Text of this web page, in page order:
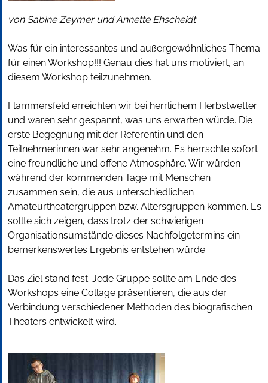
von Sabine Zeymer und Annette Ehscheidt
Was für ein interessantes und außergewöhnliches Thema
für einen Workshop!!! Genau dies hat uns motiviert, an
diesem Workshop teilzunehmen.
Flammersfeld erreichten wir bei herrlichem Herbstwetter
und waren sehr gespannt, was uns erwarten würde. Die
erste Begegnung mit der Referentin und den
Teilnehmerinnen war sehr angenehm. Es herrschte sofort
eine freundliche und offene Atmosphäre. Wir würden
während der kommenden Tage mit Menschen
zusammen sein, die aus unterschiedlichen
Amateurtheatergruppen bzw. Altersgruppen kommen. Es
sollte sich zeigen, dass trotz der schwierigen
Organisationsumstände dieses Nachfolgetermins ein
bemerkenswertes Ergebnis entstehen würde.
Das Ziel stand fest: Jede Gruppe sollte am Ende des
Workshops eine Collage präsentieren, die aus der
Verbindung verschiedener Methoden des biografischen
Theaters entwickelt wird.